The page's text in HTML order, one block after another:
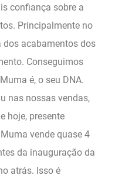
confiança sobre a
Principalmente no
dos acabamentos dos
Conseguimos
é, o seu DNA.
nas nossas vendas,
hoje, presente
vende quase 4
da inauguração da
atrás. Isso é